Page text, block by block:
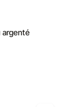
argenté